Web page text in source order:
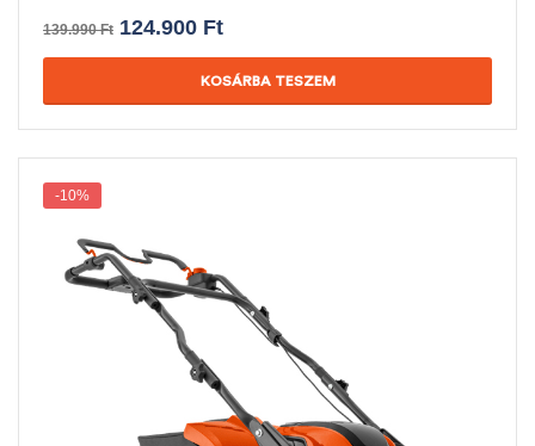
139.990Ft 124.900 Ft
KOSÁRBA TESZEM
-10%